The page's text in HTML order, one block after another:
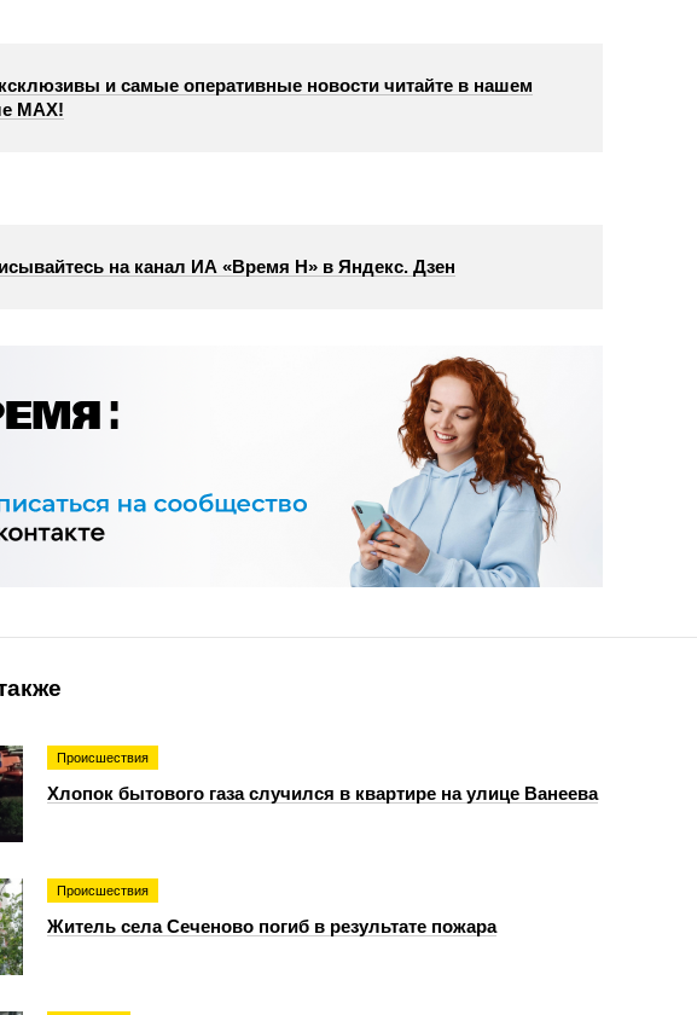
и самые оперативные новости читайте в нашем
МАХ!
на канал ИА «Время Н» в Яндекс. Дзен
Происшествия
Хлопок бытового газа случился в квартире на улице Ванеева
Происшествия
Житель села Сеченово погиб в результате пожара